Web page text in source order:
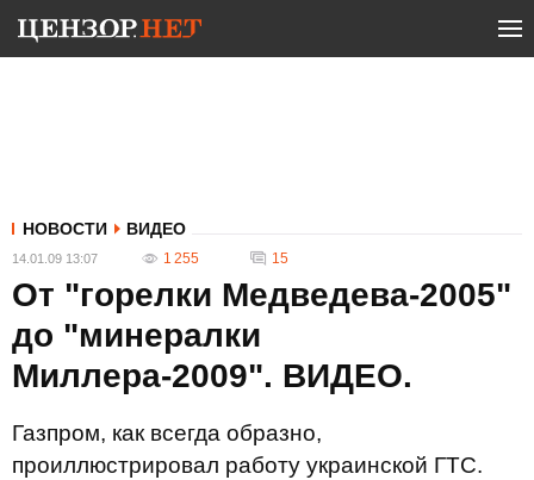
НОВОСТИ ВИДЕО
14.01.09 13:07 1 255 15
От "горелки Медведева-2005"
до "минералки
Миллера-2009". ВИДЕО.
Газпром, как всегда образно,
проиллюстрировал работу украинской ГТС.